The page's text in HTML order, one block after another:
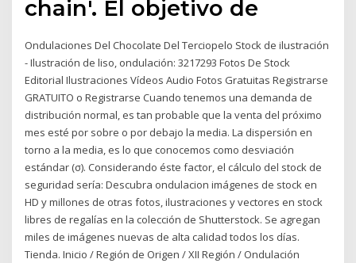
chain'. El objetivo de
Ondulaciones Del Chocolate Del Terciopelo Stock de ilustración
- Ilustración de liso, ondulación: 3217293 Fotos De Stock
Editorial Ilustraciones Vídeos Audio Fotos Gratuitas Registrarse
GRATUITO o Registrarse Cuando tenemos una demanda de
distribución normal, es tan probable que la venta del próximo
mes esté por sobre o por debajo la media. La dispersión en
torno a la media, es lo que conocemos como desviación
estándar (σ). Considerando éste factor, el cálculo del stock de
seguridad sería: Descubra ondulacion imágenes de stock en
HD y millones de otras fotos, ilustraciones y vectores en stock
libres de regalías en la colección de Shutterstock. Se agregan
miles de imágenes nuevas de alta calidad todos los días.
Tienda. Inicio / Región de Origen / XII Región / Ondulación